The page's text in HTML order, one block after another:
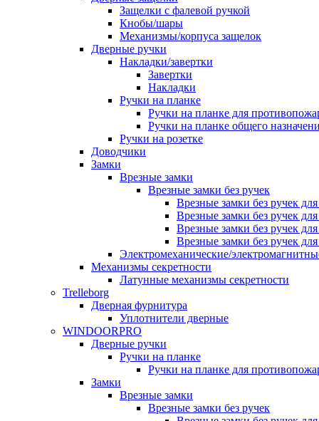
Защелки с фалевой ручкой
Кнобы/шары
Механизмы/корпуса защелок
Дверные ручки
Накладки/завертки
Завертки
Накладки
Ручки на планке
Ручки на планке для
Ручки на планке общего
Ручки на розетке
Доводчики
Замки
Врезные замки
Врезные замки без ручек
Врезные замки без ручек
Врезные замки без ручек
Врезные замки без ручек
Врезные замки без ручек
Электромеханические/
Механизмы секретности
Латунные механизмы секретности
Trelleborg
Дверная фурнитура
Уплотнители дверные
WINDOORPRO
Дверные ручки
Ручки на планке
Ручки на планке для
Замки
Врезные замки
Врезные замки без ручек